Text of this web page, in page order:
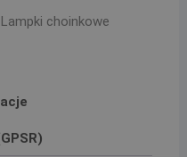
Lampki choinkowe